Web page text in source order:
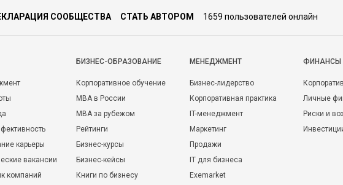
СООБЩЕСТВА СТАТЬ АВТОРОМ 1659 пользователей онлайн
карьеры
вакансии
компаний
БИЗНЕС-ОБРАЗОВАНИЕ
Корпоративное обучение
MBA в России
MBA за рубежом
Рейтинги
Бизнес-курсы
Бизнес-кейсы
Книги по бизнесу
МЕНЕДЖМЕНТ
Бизнес-лидерство
Корпоративная практика
IT-менеджмент
Маркетинг
Продажи
IT для бизнеса
Exemarket
ФИНАНСЫ
Личные
Риски и